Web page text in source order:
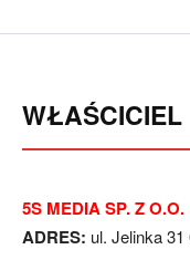
WŁAŚCICIEL
5S MEDIA SP. Z O.O.
ADRES: ul. Jelinka